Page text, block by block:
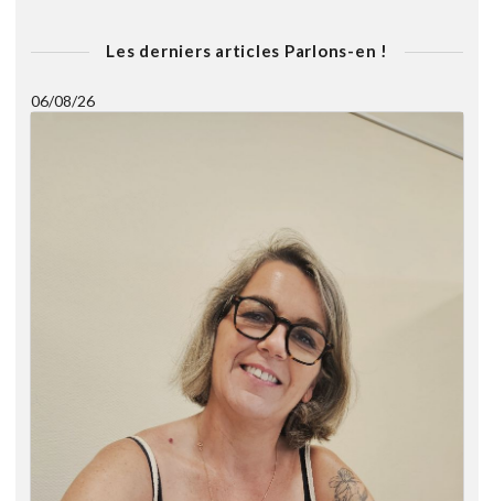
Les derniers articles Parlons-en !
06/08/26